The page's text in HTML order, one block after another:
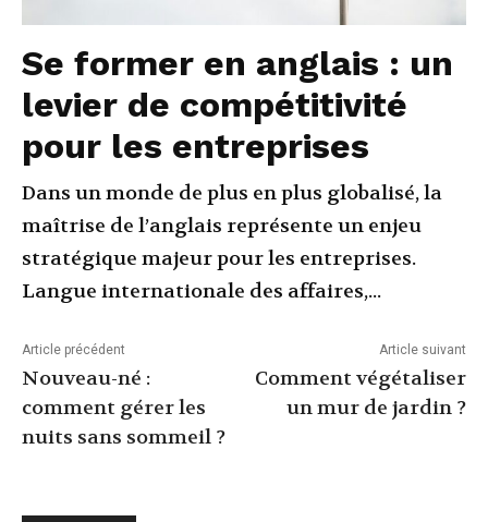
Se former en anglais : un
levier de compétitivité
pour les entreprises
Dans un monde de plus en plus globalisé, la
maîtrise de l’anglais représente un enjeu
stratégique majeur pour les entreprises.
Langue internationale des affaires,...
Article précédent
Nouveau-né :
comment gérer les
nuits sans sommeil ?
Article suivant
Comment végétaliser
un mur de jardin ?